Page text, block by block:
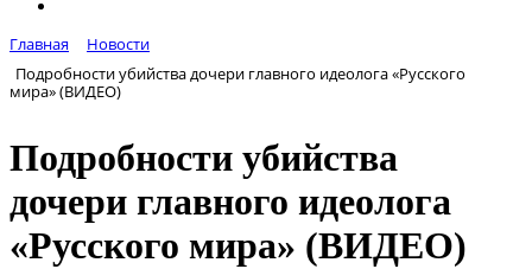
Главная
Новости
Подробности убийства дочери главного идеолога «Русского
мира» (ВИДЕО)
Подробности убийства
дочери главного идеолога
«Русского мира» (ВИДЕО)